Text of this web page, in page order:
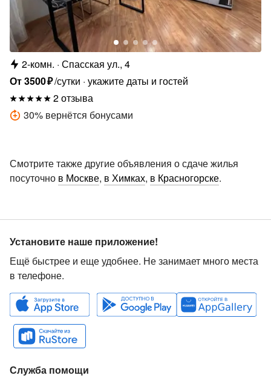
2-комн. Спасская ул., 4
От3500₽/сутки укажите даты и гостей
2 отзыва
30% вернётся бонусами
Смотрите также другие объявления о сдаче жилья
посуточно в Москве, в Химках, в Красногорске.
Установите наше приложение!
Ещё быстрее и еще удобнее. Не занимает много места
в телефоне.
Служба помощи